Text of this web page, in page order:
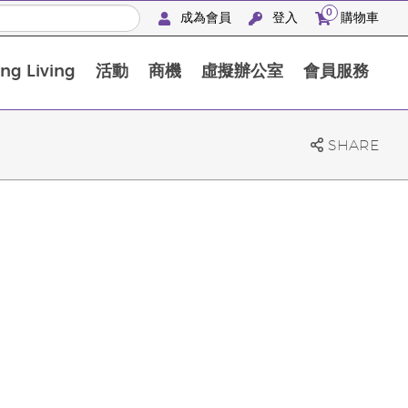
成為會員 登入 0 購物車
Living 活動 商機 虛擬辦公室 會員服務
SHARE